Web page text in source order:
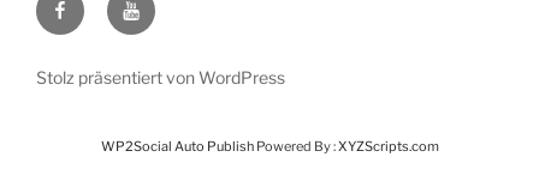
Stolz präsentiert von WordPress
WP2Social Auto PublishPowered By :XYZScripts.com